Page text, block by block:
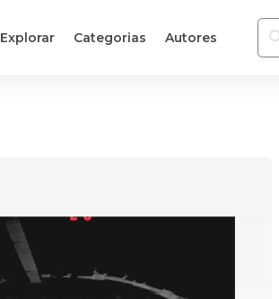
Explorar Categorias Autores